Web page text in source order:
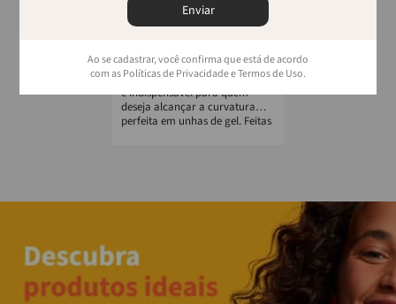
Enviar
Ao se cadastrar, você confirma que está de acordo
com as Políticas de Privacidade e Termos de Uso.
VERTIX
Vertix
A Presilha de Curvatura C Vertix
é indispensável para quem
deseja alcançar a curvatura
perfeita em unhas de gel. Feitas